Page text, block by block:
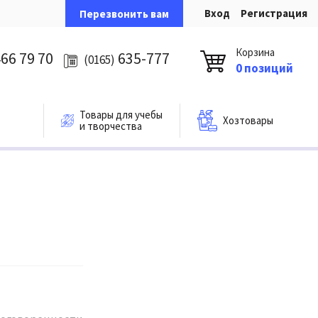
Перезвонить вам Вход Регистрация
79 70 (0165) 635-777 Корзина
0 позиций
Товары для учебы
и творчества
Хозтовары